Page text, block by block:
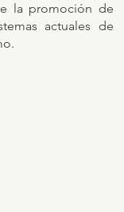
la promoción de
actuales de